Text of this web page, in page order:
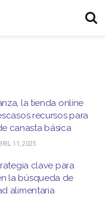
la tienda online
recursos para
canasta básica
11, 2025
clave para
la búsqueda de
alimentaria